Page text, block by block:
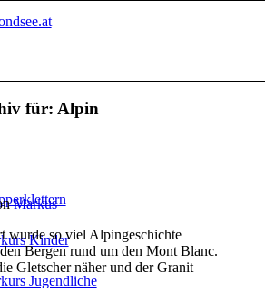
Kinder
Jugendliche
für: Alpin
Markus
wurde so viel Alpingeschichte
Bergen rund um den Mont Blanc.
Gletscher näher und der Granit